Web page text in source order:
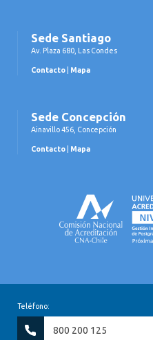
Sede Santiago
Av. Plaza 680, Las Condes
Contacto Mapa
Sede Concepción
Ainavillo 456, Concepción
Contacto Mapa
Teléfono:
800 200 125